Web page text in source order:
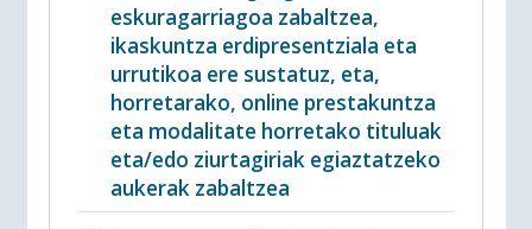
eskuragarriagoa zabaltzea,
ikaskuntza erdipresentziala eta
urrutikoa ere sustatuz, eta,
horretarako, online prestakuntza
eta modalitate horretako tituluak
eta/edo ziurtagiriak egiaztatzeko
aukerak zabaltzea